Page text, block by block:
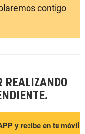
contigo
REALIZANDO
y recibe en tu móvil